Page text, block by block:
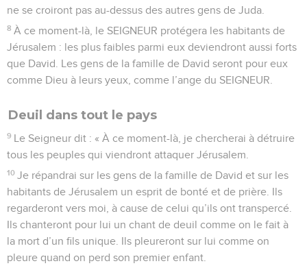
ne se croiront pas au-dessus des autres gens de Juda.
8 À ce moment-là, le SEIGNEUR protégera les habitants de
Jérusalem : les plus faibles parmi eux deviendront aussi forts
que David. Les gens de la famille de David seront pour eux
comme Dieu à leurs yeux, comme l’ange du SEIGNEUR.
Deuil dans tout le pays
9 Le Seigneur dit : « À ce moment-là, je chercherai à détruire
tous les peuples qui viendront attaquer Jérusalem.
10 Je répandrai sur les gens de la famille de David et sur les
habitants de Jérusalem un esprit de bonté et de prière. Ils
regarderont vers moi, à cause de celui qu’ils ont transpercé.
Ils chanteront pour lui un chant de deuil comme on le fait à
la mort d’un fils unique. Ils pleureront sur lui comme on
pleure quand on perd son premier enfant.